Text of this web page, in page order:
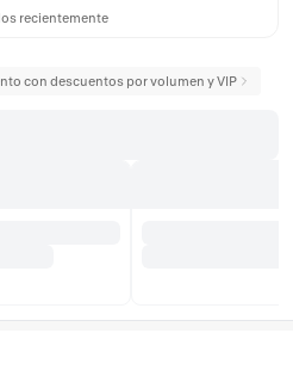
recientemente
con descuentos por volumen y VIP